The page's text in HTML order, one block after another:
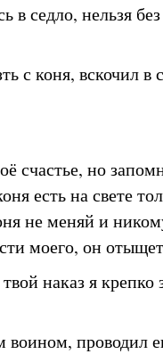
в седло, нельзя
с коня, вскочил в
счастье, но
есть на свете
не меняй и
моего, он
наказ я
проводил